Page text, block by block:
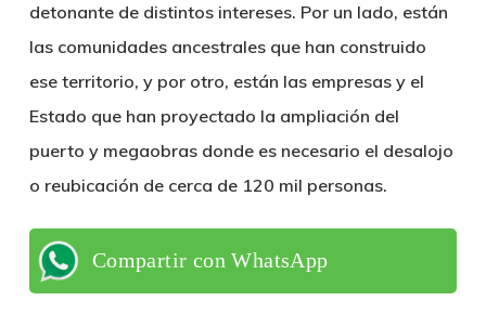
detonante de distintos intereses. Por un lado, están
las comunidades ancestrales que han construido
ese territorio, y por otro, están las empresas y el
Estado que han proyectado la ampliación del
puerto y megaobras donde es necesario el desalojo
o reubicación de cerca de 120 mil personas.
Compartir con WhatsApp